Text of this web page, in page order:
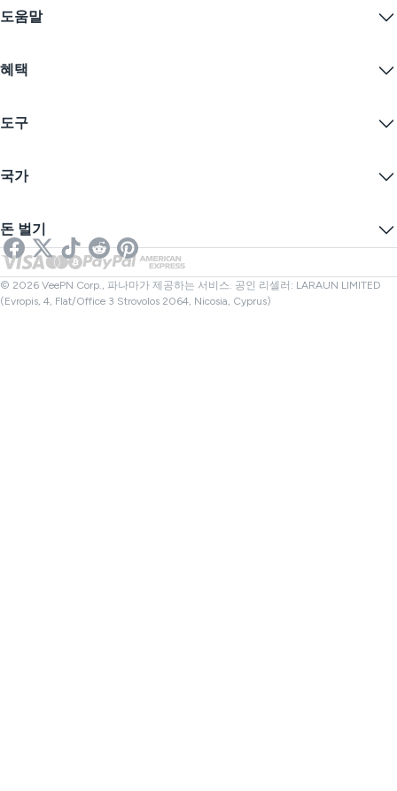
iOS VPN
Firefox
무료 VPN
VPN 다운로드
가격
학생 할인
블로그
도움말
문의하기
개인정보 보호정책
쿠키 기본 설정
혜택
인터넷 개인정보 보호
익명 IP
스트리밍을 위한 VPN
넷플릭스 VPN
도구
IP 숨기기
온라인 SMS
링크 검사기
파일 검사기
국가
영국 VPN
캐나다 VPN
터키 VPN
돈 벌기
제휴사
© 2026 VeePN Corp., 파나마가 제공하는 서비스. 공인 리셀러: LARAUN LIMITED
(Evropis, 4, Flat/Office 3 Strovolos 2064, Nicosia, Cyprus)